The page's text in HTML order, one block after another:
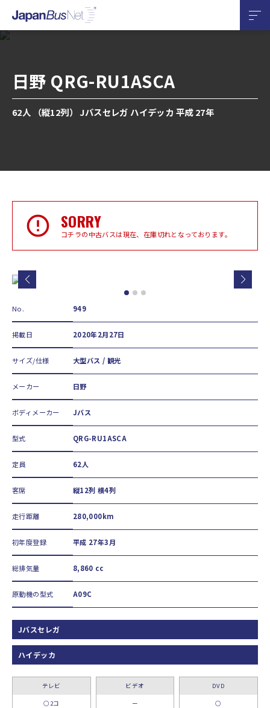
日野 QRG-RU1ASCA
62人 （縦12列） Jバスセレガ ハイデッカ 平成 27年
SORRY
コチラの中古バスは現在、在庫切れとなっております。
No. 949
掲載日 2020年2月27日
サイズ/仕様 大型バス / 観光
メーカー 日野
ボディメーカー Jバス
型式 QRG-RU1ASCA
定員 62人
客席 縦12列 横4列
走行距離 280,000km
初年度登録 平成 27年3月
総排気量 8,860 cc
原動機の型式 A09C
Jバスセレガ
ハイデッカ
テレビ
○2コ
ビデオ
ー
DVD
○